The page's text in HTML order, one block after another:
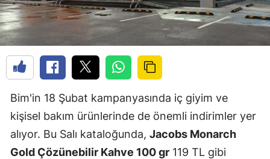
Bim'in 18 Şubat kampanyasında iç giyim ve
kişisel bakım ürünlerinde de önemli indirimler yer
alıyor. Bu Salı kataloğunda, Jacobs Monarch
Gold Çözünebilir Kahve 100 gr 119 TL gibi